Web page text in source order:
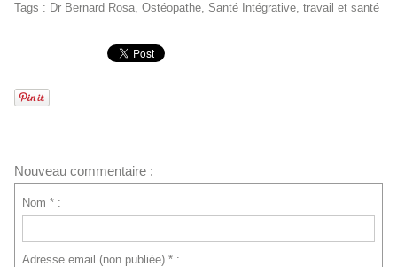
Tags : Dr Bernard Rosa, Ostéopathe, Santé Intégrative, travail et santé
Nouveau commentaire :
Nom * :
Adresse email (non publiée) * :